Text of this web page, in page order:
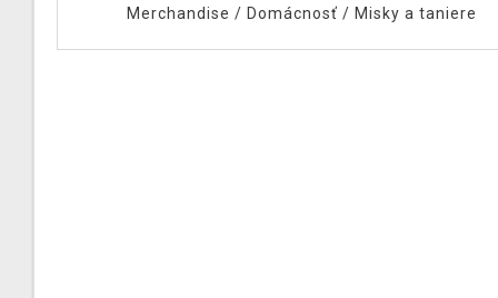
Merchandise / Domácnosť / Misky a taniere